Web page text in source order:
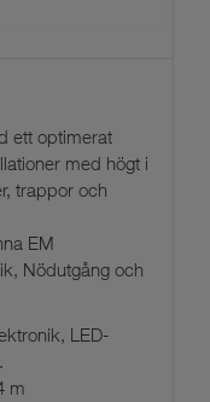
ett optimerat
med högt i
trappor och
EM
Nödutgång och
LED-
m